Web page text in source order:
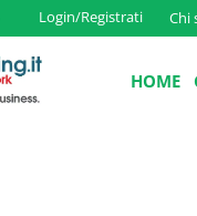
Login/Registrati Chi
HOME